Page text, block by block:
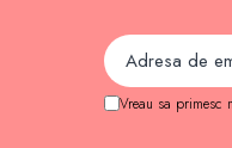
Jocuri Magnetice
Jocuri de societate
Vreau sa primesc